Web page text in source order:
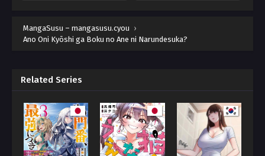
July 25, 2025
Chapter 10 Chapter 9
Chapter 8
July 25, 2025
Chapter 7
July 25, 2025
MangaSusu – mangasusu.cyou ›
Ano Oni Kyōshi ga Boku no Ane ni Narundesuka?
Related Series